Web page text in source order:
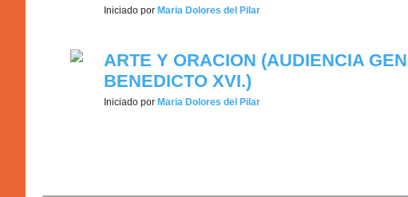
Iniciado por Maria Dolores del Pilar
ARTE Y ORACION (AUDIENCIA
BENEDICTO XVI.)
Iniciado por Maria Dolores del Pilar